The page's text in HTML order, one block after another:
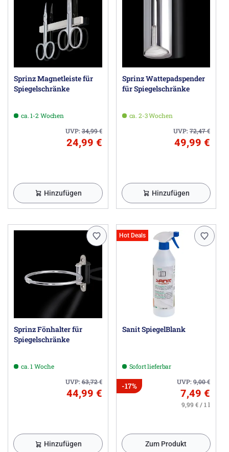
Sprinz Magnetleiste für
Spiegelschränke
ca. 1-2 Wochen
UVP:34,99€
24,99 €
Hinzufügen
Sprinz Wattepadspender
für Spiegelschränke
ca. 2-3 Wochen
UVP:72,47€
49,99 €
Hinzufügen
Sprinz Fönhalter für
Spiegelschränke
ca. 1 Woche
UVP:63,72€
44,99 €
Hinzufügen
Hot Deals
Sanit SpiegelBlank
Sofort lieferbar
UVP:9,00€
-17%
7,49 €
9,99 € / 1 l
Zum Produkt